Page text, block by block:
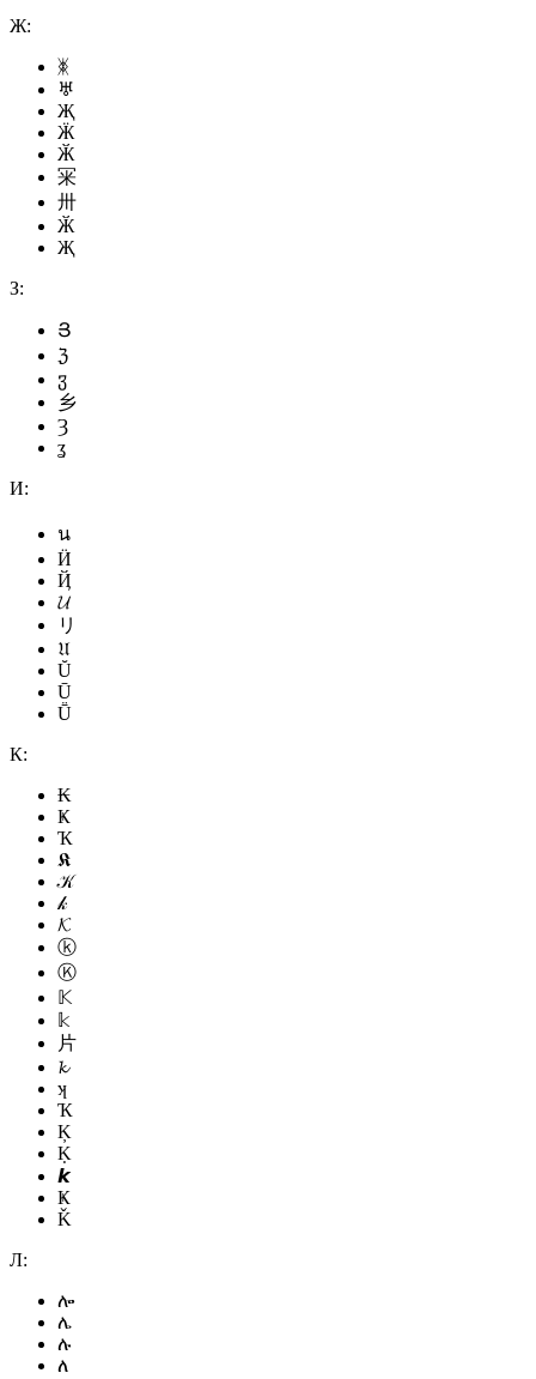
Ж:
ᛤ
♅
Җ
Ӝ
Ӂ
冞
卅
Ӂ
Җ
З:
Յ
ℨ
ჳ
乡
Ȝ
ʓ
И:
น
Ӥ
Ҋ
𝓤
リ
𝔘
Ŭ
Ū
Ṻ
К:
₭
Ҝ
Ҡ
𝕶
𝒦
𝓀
𝓚
ⓚ
Ⓚ
𝕂
𝕜
片
𝓴
ʞ
Ҡ
Ķ
Ḳ
𝙠
Ҝ
Ǩ
Л:
ሎ
ሌ
ሉ
ለ